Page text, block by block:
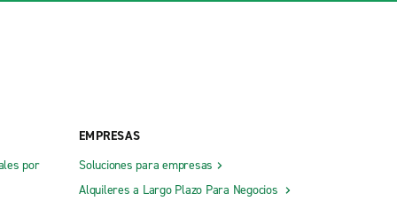
por
EMPRESAS
Soluciones para empresas
Alquileres a Largo Plazo Para Negocios